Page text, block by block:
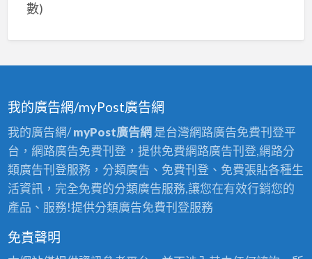
數)
我的廣告網/myPost廣告網
我的廣告網/myPost廣告網 是台灣網路廣告免費刊登平
台，網路廣告免費刊登，提供免費網路廣告刊登,網路分
類廣告刊登服務，分類廣告、免費刊登、免費張貼各種生
活資訊，完全免費的分類廣告服務,讓您在有效行銷您的
產品、服務!提供分類廣告免費刊登服務
免責聲明